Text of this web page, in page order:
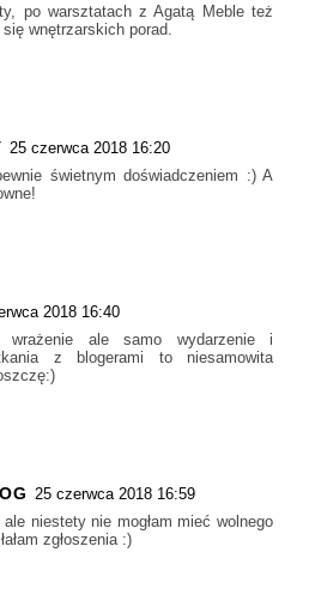
po warsztatach z Agatą Meble też
wnętrzarskich porad.
25 czerwca 2018 16:20
świetnym doświadczeniem :) A
2018 16:40
wrażenie ale samo wydarzenie i
z blogerami to niesamowita
25 czerwca 2018 16:59
niestety nie mogłam mieć wolnego
zgłoszenia :)